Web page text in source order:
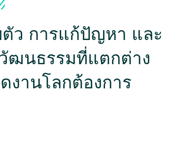
กาล สัมผัสการใช้ชีวิตในต่างประเทศ เปิดโลก
ตัว การแก้ปัญหา และ
ฒนธรรมที่แตกต่าง
งานโลกต้องการ